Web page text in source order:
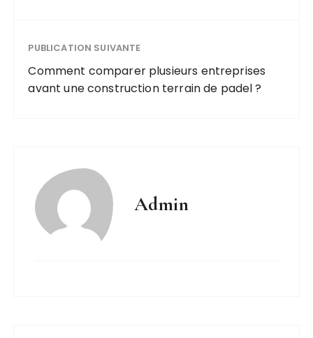
PUBLICATION SUIVANTE
Comment comparer plusieurs entreprises
avant une construction terrain de padel ?
Admin